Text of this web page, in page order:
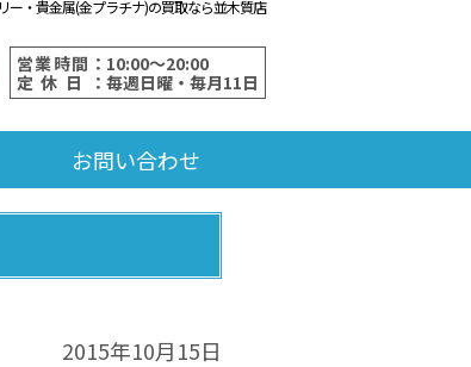
ー・貴金属(金プラチナ)の買取なら並木質店
営業時間： 10:00～20:00
定休日： 毎週日曜・毎月11日
お問い合わせ
2015年10月15日